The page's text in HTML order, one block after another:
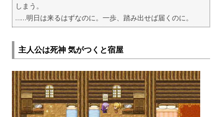
しまう。
……明日は来るはずなのに。一歩、踏み出せば届くのに。
主人公は死神 気がつくと宿屋